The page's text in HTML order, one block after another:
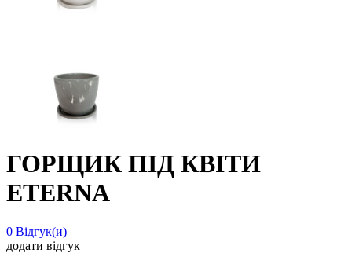
ГОРЩИК ПІД КВІТИ
ETERNA
0 Відгук(и)
додати відгук